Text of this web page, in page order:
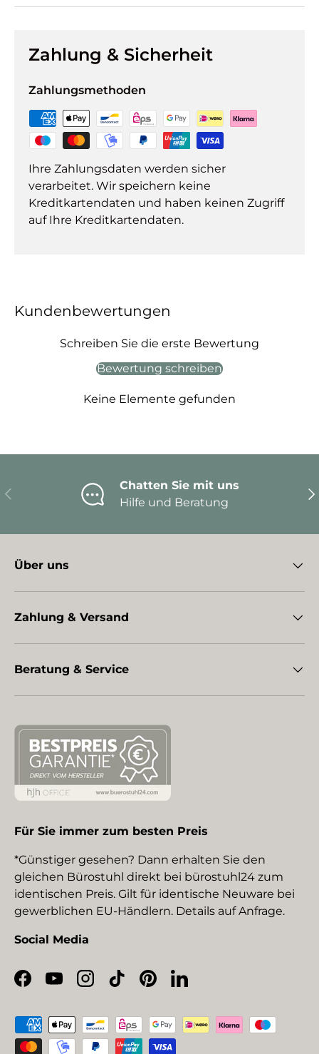
Zahlung & Sicherheit
Zahlungsmethoden
Ihre Zahlungsdaten werden sicher
verarbeitet. Wir speichern keine
Kreditkartendaten und haben keinen Zugriff
auf Ihre Kreditkartendaten.
Kundenbewertungen
Schreiben Sie die erste Bewertung
Bewertung schreiben
Keine Elemente gefunden
Vorherige
Chatten Sie mit uns
Hilfe und Beratung
Über uns
Zahlung & Versand
Beratung & Service
Für Sie immer zum besten Preis
*Günstiger gesehen? Dann erhalten Sie den
gleichen Bürostuhl direkt bei bürostuhl24 zum
identischen Preis. Gilt für identische Neuware bei
gewerblichen EU-Händlern. Details auf Anfrage.
Social Media
Facebook
YouTubeInstagram
TikTokPinterestLinkedIn
Zahlungsmethoden